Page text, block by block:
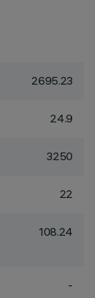
2695.23
24.9
3250
22
108.24
-